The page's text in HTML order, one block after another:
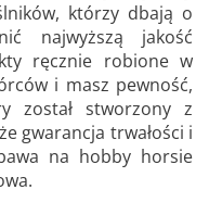
którzy dbają o
najwyższą jakość
ręcznie robione w
i masz pewność,
został stworzony z
gwarancja trwałości i
na hobby horsie